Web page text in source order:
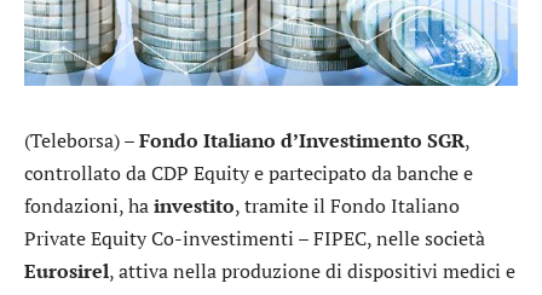
(Teleborsa) –Fondo Italiano d’Investimento SGR,
controllato da CDP Equity e partecipato da banche e
fondazioni, hainvestito, tramite il Fondo Italiano
Private Equity Co-investimenti – FIPEC, nelle società
Eurosirel, attiva nella produzione di dispositivi medici e